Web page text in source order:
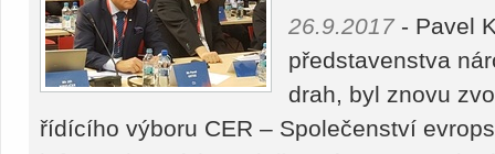
26.9.2017- Pavel
představenstva
drah, byl znovu
řídícího výboru CER – Společenství